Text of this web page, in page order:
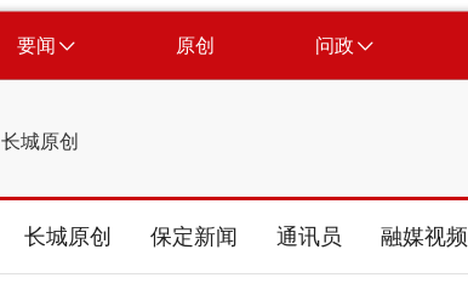
要闻 原创 问政
长城原创
长城原创 保定新闻 通讯员 融媒视频